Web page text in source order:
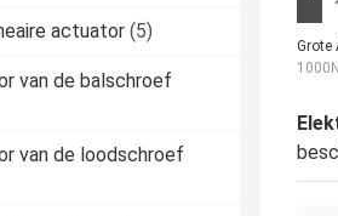
actuator (5)
van de balschroef
van de loodschroef
Grote